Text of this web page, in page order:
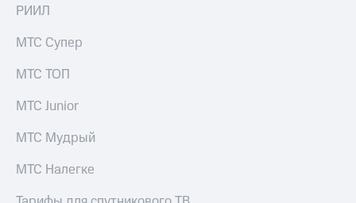
облигаций
Другое
Регистратор
Контакты
развитие
деловая этика
На главную
РИИЛ
МТС Супер
МТС ТОП
МТС Junior
МТС Мудрый
МТС Налегке